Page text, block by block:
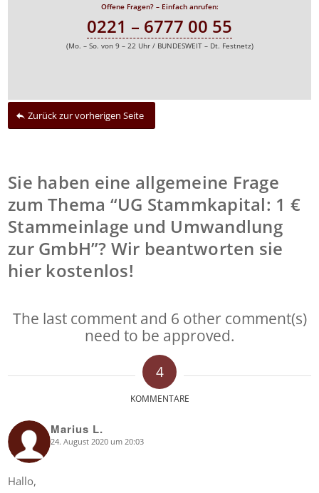
Offene Fragen? – Einfach anrufen:
0221 – 6777 00 55
(Mo. – So. von 9 – 22 Uhr / BUNDESWEIT – Dt. Festnetz)
Zurück zur vorherigen Seite
Sie haben eine allgemeine Frage
zum Thema “UG Stammkapital: 1 €
Stammeinlage und Umwandlung
zur GmbH”? Wir beantworten sie
hier kostenlos!
The last comment and 6 other comment(s)
need to be approved.
4
KOMMENTARE
Marius L.
says: 24. August 2020 um 20:03
Hallo,